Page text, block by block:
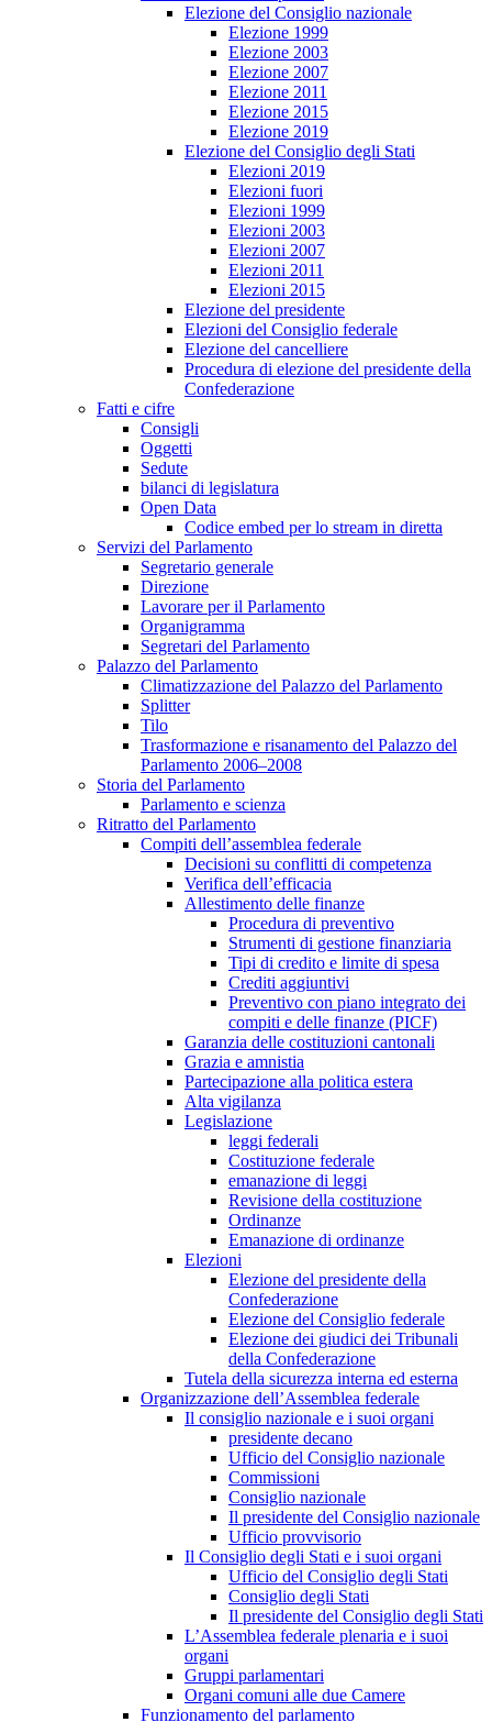
Elezione del Consiglio nazionale
Elezione 1999
Elezione 2003
Elezione 2007
Elezione 2011
Elezione 2015
Elezione 2019
Elezione del Consiglio degli Stati
Elezioni 2019
Elezioni fuori
Elezioni 1999
Elezioni 2003
Elezioni 2007
Elezioni 2011
Elezioni 2015
Elezione del presidente
Elezioni del Consiglio federale
Elezione del cancelliere
Procedura di elezione del presidente della
Confederazione
Fatti e cifre
Consigli
Oggetti
Sedute
bilanci di legislatura
Open Data
Codice embed per lo stream in diretta
Servizi del Parlamento
Segretario generale
Direzione
Lavorare per il Parlamento
Organigramma
Segretari del Parlamento
Palazzo del Parlamento
Climatizzazione del Palazzo del Parlamento
Splitter
Tilo
Trasformazione e risanamento del Palazzo del
Parlamento 2006–2008
Storia del Parlamento
Parlamento e scienza
Ritratto del Parlamento
Compiti dell’assemblea federale
Decisioni su conflitti di competenza
Verifica dell’efficacia
Allestimento delle finanze
Procedura di preventivo
Strumenti di gestione finanziaria
Tipi di credito e limite di spesa
Crediti aggiuntivi
Preventivo con piano integrato dei
compiti e delle finanze (PICF)
Garanzia delle costituzioni cantonali
Grazia e amnistia
Partecipazione alla politica estera
Alta vigilanza
Legislazione
leggi federali
Costituzione federale
emanazione di leggi
Revisione della costituzione
Ordinanze
Emanazione di ordinanze
Elezioni
Elezione del presidente della
Confederazione
Elezione del Consiglio federale
Elezione dei giudici dei Tribunali
della Confederazione
Tutela della sicurezza interna ed esterna
Organizzazione dell’Assemblea federale
Il consiglio nazionale e i suoi organi
presidente decano
Ufficio del Consiglio nazionale
Commissioni
Consiglio nazionale
Il presidente del Consiglio nazionale
Ufficio provvisorio
Il Consiglio degli Stati e i suoi organi
Ufficio del Consiglio degli Stati
Consiglio degli Stati
Il presidente del Consiglio degli Stati
L’Assemblea federale plenaria e i suoi
organi
Gruppi parlamentari
Organi comuni alle due Camere
Funzionamento del parlamento